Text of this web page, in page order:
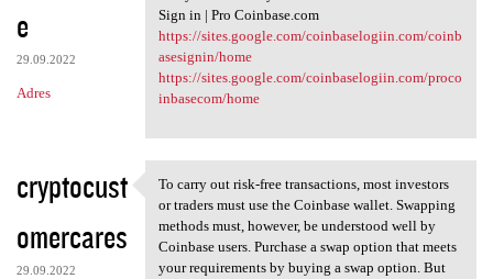
e
29.09.2022
Adres
Sign in | Pro Coinbase.com
https://sites.google.com/coinbaselogiin.com/coinb
asesignin/home
https://sites.google.com/coinbaselogiin.com/proco
inbasecom/home
cryptocust
omercares
29.09.2022
To carry out risk-free
To carry out risk-free transactions, most investors
or traders must use the Coinbase wallet. Swapping
methods must, however, be understood well by
Coinbase users. Purchase a swap option that meets
your requirements by buying a swap option. But